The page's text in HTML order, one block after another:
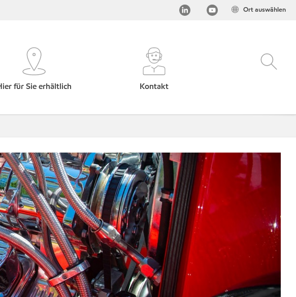
Ort auswählen
für Sie erhältlich Kontakt